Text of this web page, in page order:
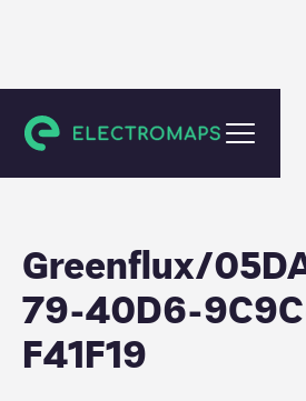
Haarlem
Greenflux/
79-40D6-
F41F19